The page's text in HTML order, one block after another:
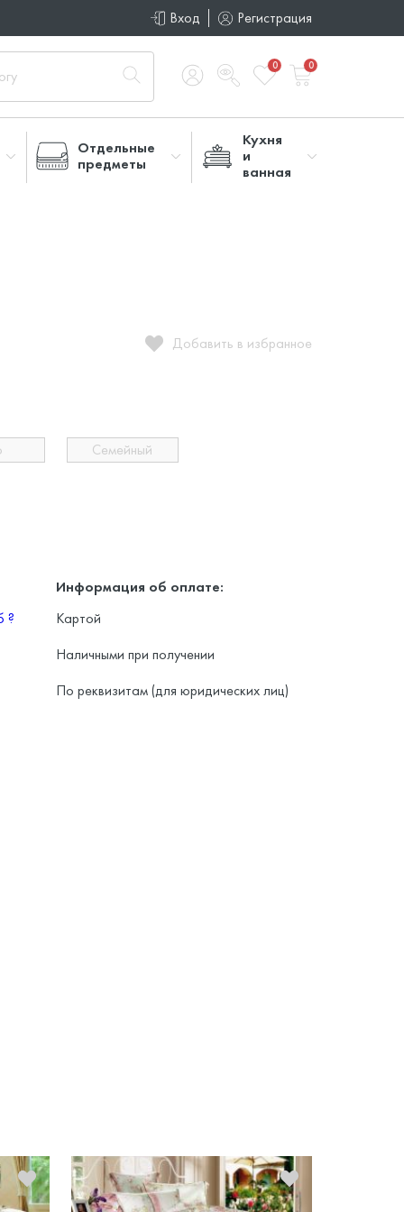
Вход Регистрация
0 0
Отдельные
предметы
Кухня
и
ванная
Добавить в избранное
Семейный
?
Информация об оплате:
Картой
Наличными при получении
По реквизитам (для юридических лиц)